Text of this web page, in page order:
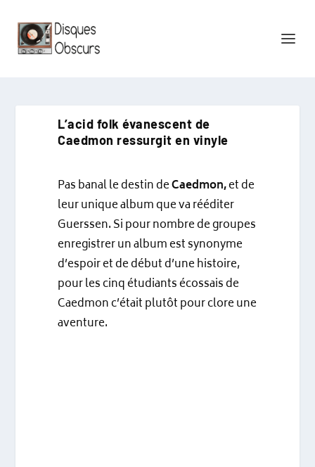
L’acid folk évanescent de
Caedmon ressurgit en vinyle
Pas banal le destin deCaedmon,et de
leur unique album que va rééditer
Guerssen. Si pour nombre de groupes
enregistrer un album est synonyme
d’espoir et de début d’une histoire,
pour les cinq étudiants écossais de
Caedmon c’était plutôt pour clore une
aventure.